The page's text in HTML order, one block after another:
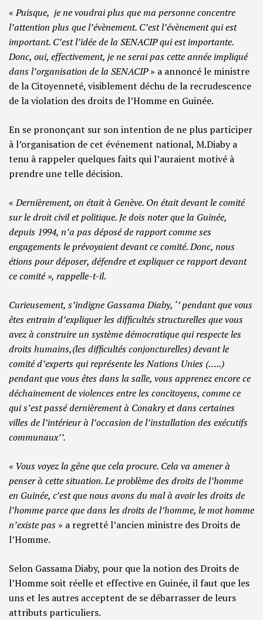
«Puisque, je ne voudrai plus que ma personne concentre
l’attention plus que l’évènement. C’est l’évènement qui est
important. C’est l’idée de la SENACIP qui est importante.
Donc, oui, effectivement, je ne serai pas cette année impliqué
dans l’organisation de la SENACIP» a annoncé le ministre
de la Citoyenneté, visiblement déchu de la recrudescence
de la violation des droits de l’Homme en Guinée.
En se prononçant sur son intention de ne plus participer
à l’organisation de cet événement national, M.Diaby a
tenu à rappeler quelques faits qui l’auraient motivé à
prendre une telle décision.
«Dernièrement, on était à Genève. On était devant le comité
sur le droit civil et politique. Je dois noter que la Guinée,
depuis 1994, n’a pas déposé de rapport comme ses
engagements le prévoyaient devant ce comité. Donc, nous
étions pour déposer, défendre et expliquer ce rapport devant
ce comité », rappelle-t-il.
Curieusement, s’indigne Gassama Diaby, ‘’ pendant que vous
êtes entrain d’expliquer les difficultés structurelles que vous
avez à construire un système démocratique qui respecte les
droits humains,(les difficultés conjoncturelles) devant le
comité d’experts qui représente les Nations Unies (…..)
pendant que vous êtes dans la salle, vous apprenez encore ce
déchainement de violences entre les concitoyens, comme ce
qui s’est passé dernièrement à Conakry et dans certaines
villes de l’intérieur à l’occasion de l’installation des exécutifs
communaux’’.
« Vous voyez la gêne que cela procure. Cela va amener à
penser à cette situation. Le problème des droits de l’homme
en Guinée, c’est que nous avons du mal à avoir les droits de
l’homme parce que dans les droits de l’homme, le mot homme
n’existe pas » a regretté l’ancien ministre des Droits de
l’Homme.
Selon Gassama Diaby, pour que la notion des Droits de
l’Homme soit réelle et effective en Guinée, il faut que les
uns et les autres acceptent de se débarrasser de leurs
attributs particuliers.